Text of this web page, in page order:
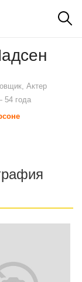
Актер
54 года